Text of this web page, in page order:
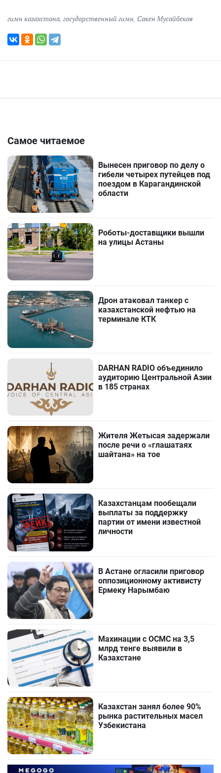
гимн казахстана, государственный гимн, Сакен Мусайбеков
Самое читаемое
Вынесен приговор по делу о
гибели четырех путейцев под
поездом в Карагандинской
области
Роботы-доставщики вышли
на улицы Астаны
Дрон атаковал танкер с
казахстанской нефтью на
терминале КТК
DARHAN RADIO объединило
аудиторию Центральной Азии
в 185 странах
Жителя Жетысая задержали
после речи о «глашатаях
шайтана» на тое
Казахстанцам пообещали
выплаты за поддержку
партии от имени известной
личности
В Астане огласили приговор
оппозиционному активисту
Ермеку Нарымбаю
Махинации с ОСМС на 3,5
млрд тенге выявили в
Казахстане
Казахстан занял более 90%
рынка растительных масел
Узбекистана